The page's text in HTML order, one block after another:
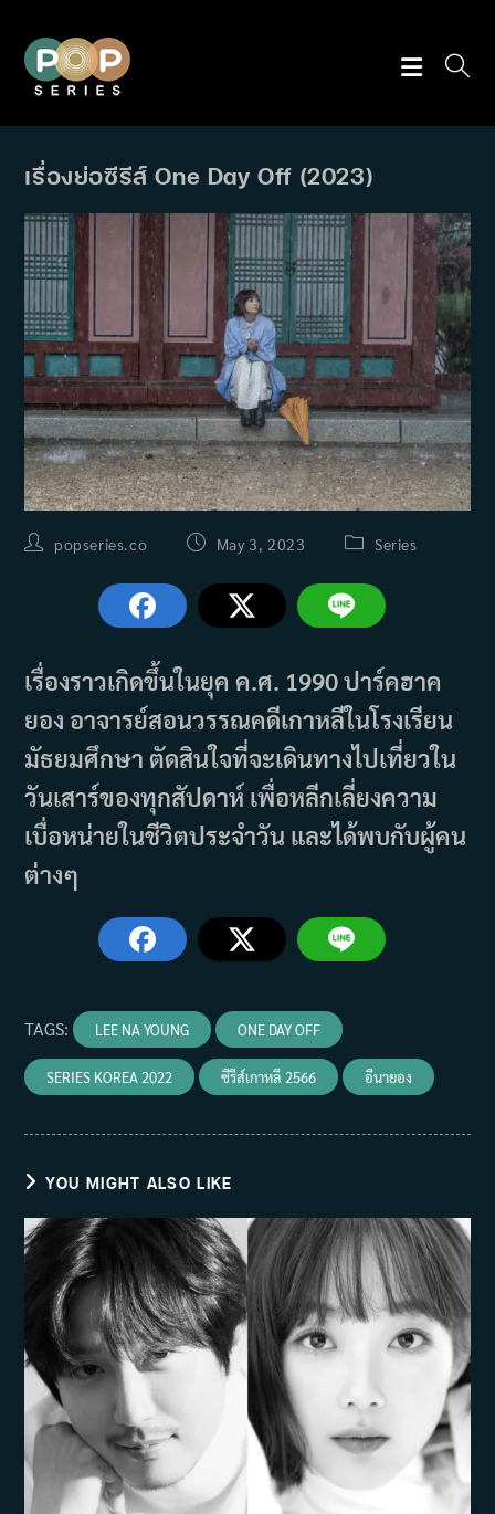
content
เรื่องย่อซีรีส์ One Day Off (2023)
Postpopseries.co
PostMay 3, 2023
PostSeries
เรื่องราวเกิดขึ้นในยุค ค.ศ. 1990 ปาร์คฮาค
ยอง อาจารย์สอนวรรณคดีเกาหลีในโรงเรียน
มัธยมศึกษา ตัดสินใจที่จะเดินทางไปเที่ยวใน
วันเสาร์ของทุกสัปดาห์ เพื่อหลีกเลี่ยงความ
เบื่อหน่ายในชีวิตประจำวัน และได้พบกับผู้คน
ต่างๆ
TAGS: LEE NA YOUNG ONE DAY OFF
SERIES KOREA 2022 ซีรีส์เกาหลี 2566 อีนายอง
YOU MIGHT ALSO LIKE